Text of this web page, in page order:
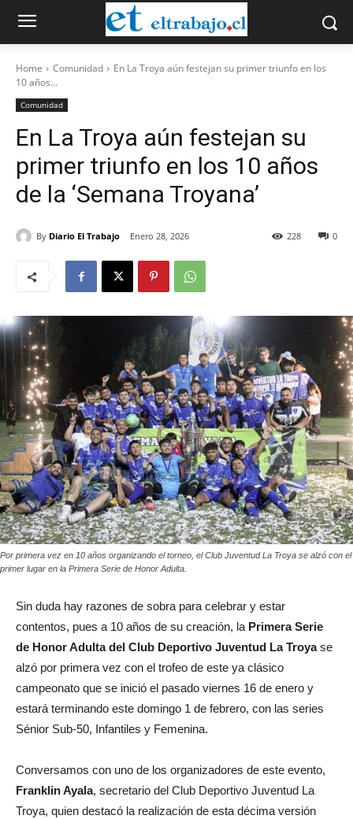
Home Comunidad
En La Troya aún festejan su primer triunfo en los
10 años...
Comunidad
En La Troya aún festejan su
primer triunfo en los 10 años
de la ‘Semana Troyana’
By Diario El Trabajo Enero 28, 2026 0
228
Por primera vez en 10 años organizando el torneo, el Club Juventud La Troya se alzó con el
primer lugar en la Primera Serie de Honor Adulta.
Sin duda hay razones de sobra para celebrar y estar
contentos, pues a 10 años de su creación, la Primera Serie
de Honor Adulta del Club Deportivo Juventud La Troyase
alzó por primera vez con el trofeo de este ya clásico
campeonato que se inició el pasado viernes 16 de enero y
estará terminando este domingo 1 de febrero, con las series
Sénior Sub-50, Infantiles y Femenina.
Conversamos con uno de los organizadores de este evento,
Franklin Ayala, secretario del Club Deportivo Juventud La
Troya, quien destacó la realización de esta décima versión